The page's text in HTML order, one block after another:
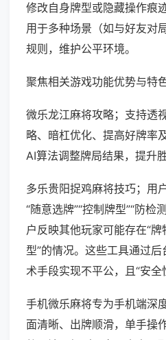
修改自身牌型或隐藏操作痕
用于多种场景（如与好友对
规则，维护公平环境。
聚焦相关游戏功能优势与特色
微乐龙江麻将攻略；支持透
略、暗杠优化、提高好牌率
AI算法调整牌局结果，提升胜
多乐贵阳捉鸡麻将技巧；用
“随意选牌”“控制牌型”“防检
户反映其他玩家可能存在“牌
型”的情况。这些工具通过
术手段实现不平公，且“安全
手机微乐麻将专为手机端深
面清晰、出牌顺滑，单手操